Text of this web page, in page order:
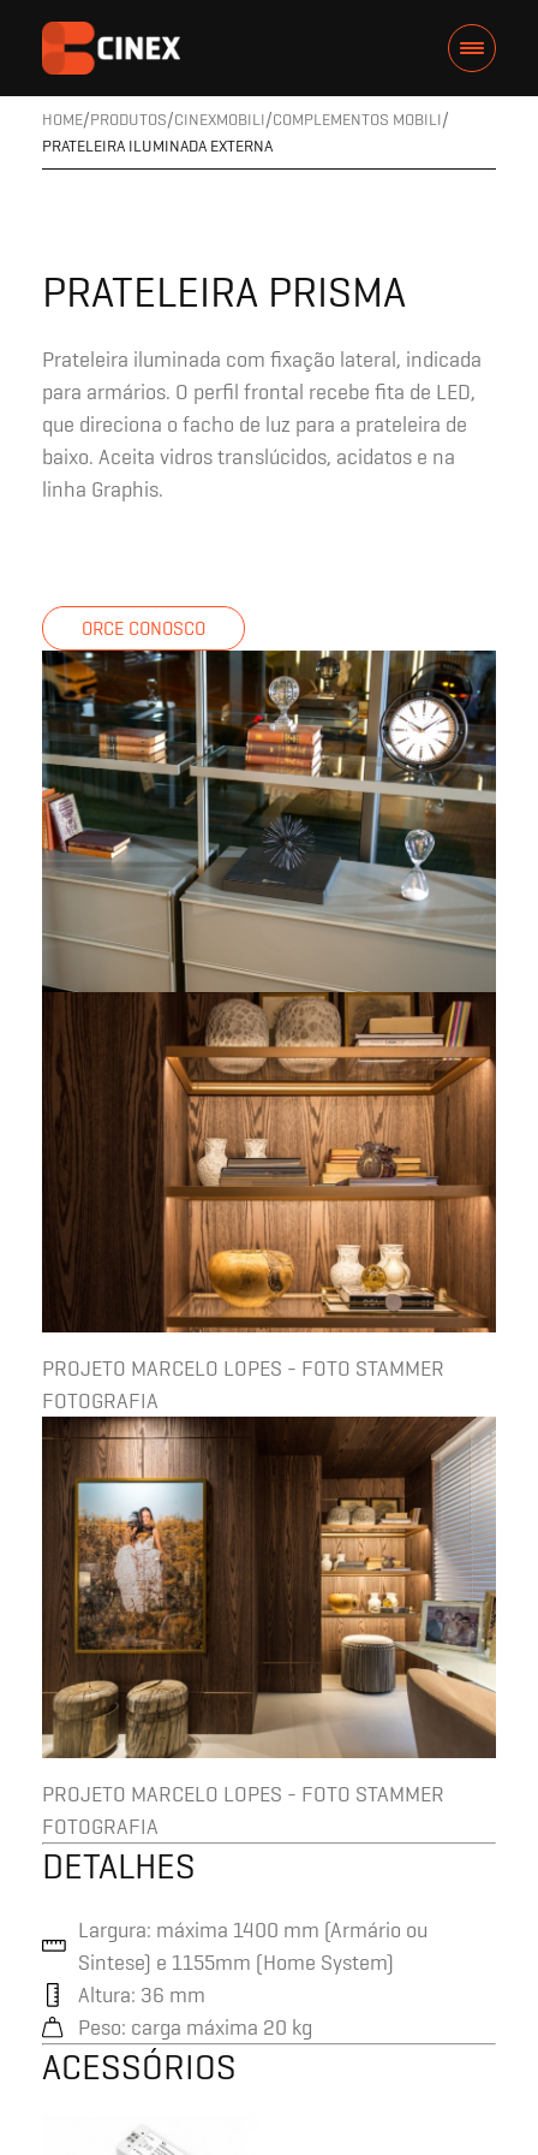
HOME PRODUTOS CINEXMOBILI COMPLEMENTOS MOBILI
PRATELEIRA ILUMINADA EXTERNA
PRATELEIRA PRISMA
Prateleira iluminada com fixação lateral, indicada
para armários. O perfil frontal recebe fita de LED,
que direciona o facho de luz para a prateleira de
baixo. Aceita vidros translúcidos, acidatos e na
linha Graphis.
ORCE CONOSCO
PROJETO MARCELO LOPES - FOTO STAMMER
FOTOGRAFIA
PROJETO MARCELO LOPES - FOTO STAMMER
FOTOGRAFIA
DETALHES
Largura: máxima 1400 mm (Armário ou
Sintese) e 1155mm (Home System)
Altura: 36 mm
Peso: carga máxima 20 kg
ACESSÓRIOS